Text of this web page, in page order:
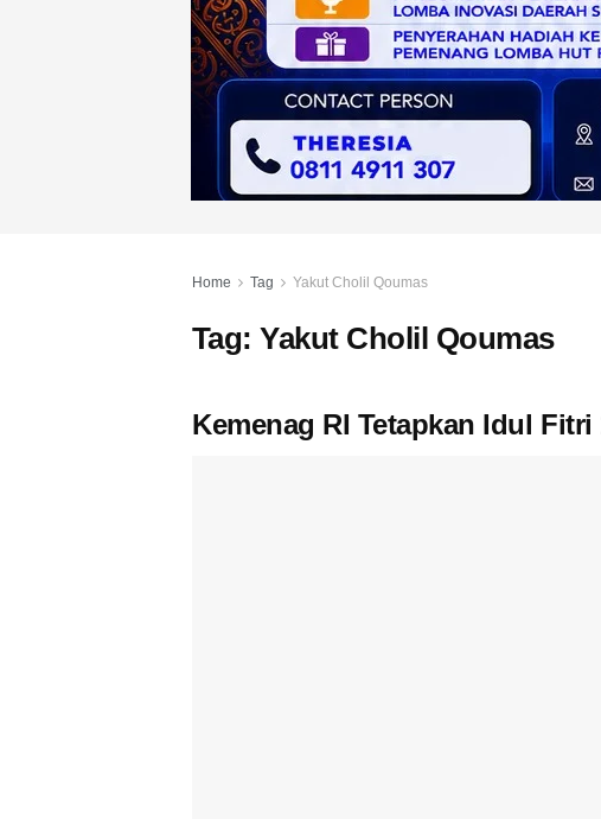
Home Tag Yakut Cholil Qoumas
Tag:Yakut Cholil Qoumas
Kemenag RI Tetapkan Idul